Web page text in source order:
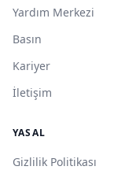
Yardım Merkezi
Basın
Kariyer
İletişim
YASAL
Gizlilik Politikası